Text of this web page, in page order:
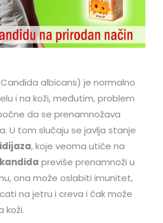
albicans) je normalno
i na koži, međutim, problem
da se prenamnožava
U tom slučaju se javlja stanje
, koje veoma utiče na
kandida previše prenamnoži u
ona može oslabiti imunitet,
na jetru i creva i čak može
koži.